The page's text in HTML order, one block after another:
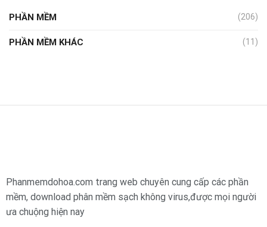
PHẦN MỀM (206)
PHẦN MỀM KHÁC (11)
Phanmemdohoa.com trang web chuyên cung cấp các phần
mềm, download phân mềm sạch không virus,được mọi người
ưa chuộng hiện nay